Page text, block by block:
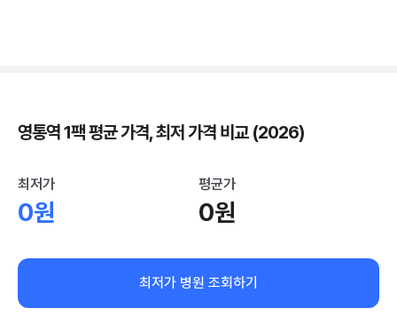
영통역 1팩 평균 가격, 최저 가격 비교 (2026)
최저가
0원
평균가
0원
최저가 병원 조회하기